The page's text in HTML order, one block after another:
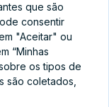
que são
consentir
"Aceitar" ou
“Minhas
os tipos de
são coletados,